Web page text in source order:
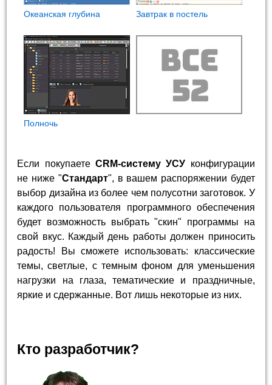
Океанская глубина Завтрак в постель
Полночь
Если покупаете CRM-систему УСУ конфигурации
не ниже "Стандарт", в вашем распоряжении будет
выбор дизайна из более чем полусотни заготовок. У
каждого пользователя программного обеспечения
будет возможность выбрать "скин" программы на
свой вкус. Каждый день работы должен приносить
радость! Вы сможете использовать: классические
темы, светлые, с темным фоном для уменьшения
нагрузки на глаза, тематические и праздничные,
яркие и сдержанные. Вот лишь некоторые из них.
Кто разработчик?